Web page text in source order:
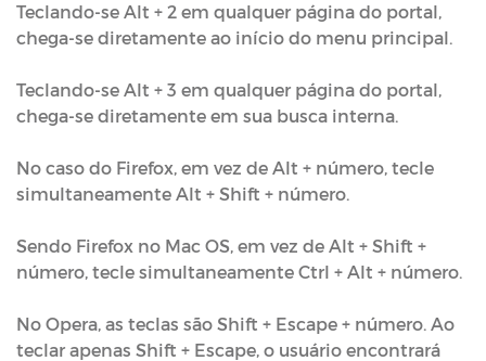
Teclando-se Alt + 2 em qualquer página do portal,
chega-se diretamente ao início do menu principal.
Teclando-se Alt + 3 em qualquer página do portal,
chega-se diretamente em sua busca interna.
No caso do Firefox, em vez de Alt + número, tecle
simultaneamente Alt + Shift + número.
Sendo Firefox no Mac OS, em vez de Alt + Shift +
número, tecle simultaneamente Ctrl + Alt + número.
No Opera, as teclas são Shift + Escape + número. Ao
teclar apenas Shift + Escape, o usuário encontrará